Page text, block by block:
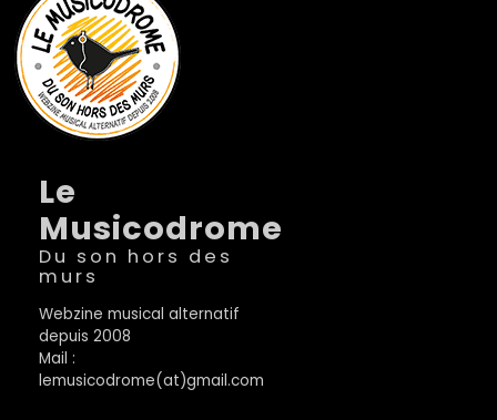
Le
Musicodrome
Du son hors des
murs
Webzine musical alternatif
depuis 2008
Mail :
lemusicodrome(at)gmail.com